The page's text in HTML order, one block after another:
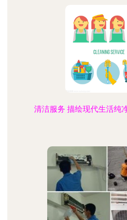
清洁服务 描绘现代生活纯